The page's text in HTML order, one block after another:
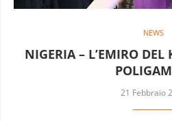
NEWS
NIGERIA – L’EMIRO
21 Febbraio